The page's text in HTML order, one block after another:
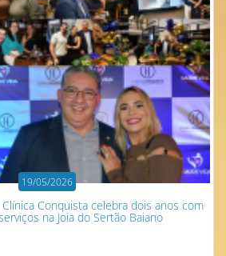
19/05/2026
Conquista celebra dois anos com
na Joia do Sertão Baiano